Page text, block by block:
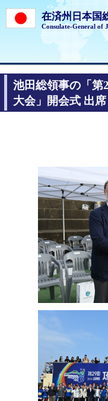
在済州日本国
Consulate-General of
池田総領事の「第
大会」開会式 出席